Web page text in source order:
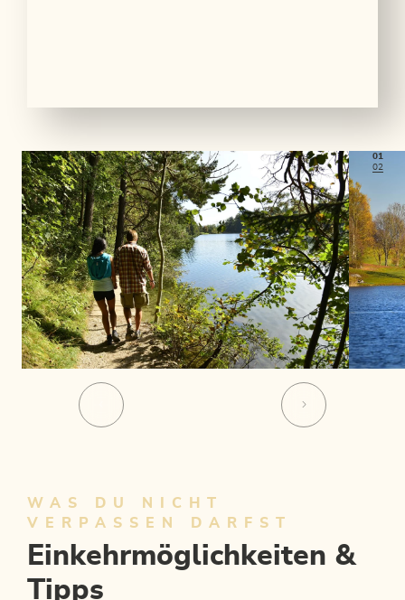
01
02
WAS DU NICHT
VERPASSEN DARFST
Einkehrmöglichkeiten &
Tipps